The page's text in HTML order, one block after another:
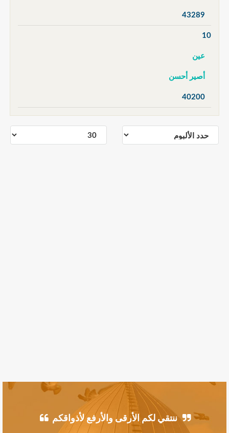
43289
10
عين
أصير أحسن
40200
ننتقي لكم الأرقى والأرفع لأذواقكم